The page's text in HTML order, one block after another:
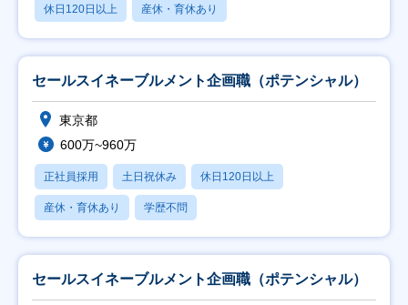
休日120日以上 産休・育休あり
セールスイネーブルメント企画職（ポテンシャル）
東京都
600万~960万
正社員採用 土日祝休み 休日120日以上
産休・育休あり 学歴不問
セールスイネーブルメント企画職（ポテンシャル）